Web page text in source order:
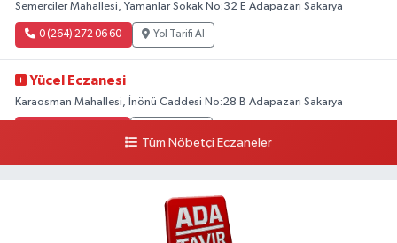
Semerciler Mahallesi, Yamanlar Sokak No:32 E Adapazarı Sakarya
0 (264) 272 06 60 Yol Tarifi Al
Yücel Eczanesi
Karaosman Mahallesi, İnönü Caddesi No:28 B Adapazarı Sakarya
Karaman Mahallesi, Cahit Kıraç Caddesi No:31 16 Adapazarı Sakarya
Yol Tarifi Al
Tüm Nöbetçi Eczaneler